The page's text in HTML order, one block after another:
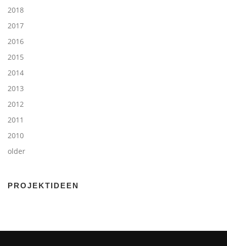
2018
2017
2016
2015
2014
2013
2012
2011
2010
older
PROJEKTIDEEN